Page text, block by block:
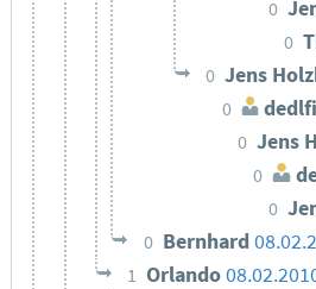
0
0
0 Jens
0
0 Jens
0
0
0 Bernhard
1 Orlando